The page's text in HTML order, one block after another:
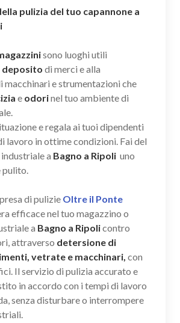
pulizia del tuo capannone a
sono luoghi utili
deposito di merci e alla
macchinari e strumentazioni che
e odorinel tuo ambiente di
e regala ai tuoi dipendenti
lavoro in ottime condizioni. Fai del
a Bagno a Ripoli uno
pulito.
di pulizie Oltre il Ponte
efficace nel tuo magazzino o
a Bagno a Ripolicontro
attraverso detersione di
vetrate e macchinari, con
Il servizio di pulizia accurato e
in accordo con i tempi di lavoro
senza disturbare o interrompere